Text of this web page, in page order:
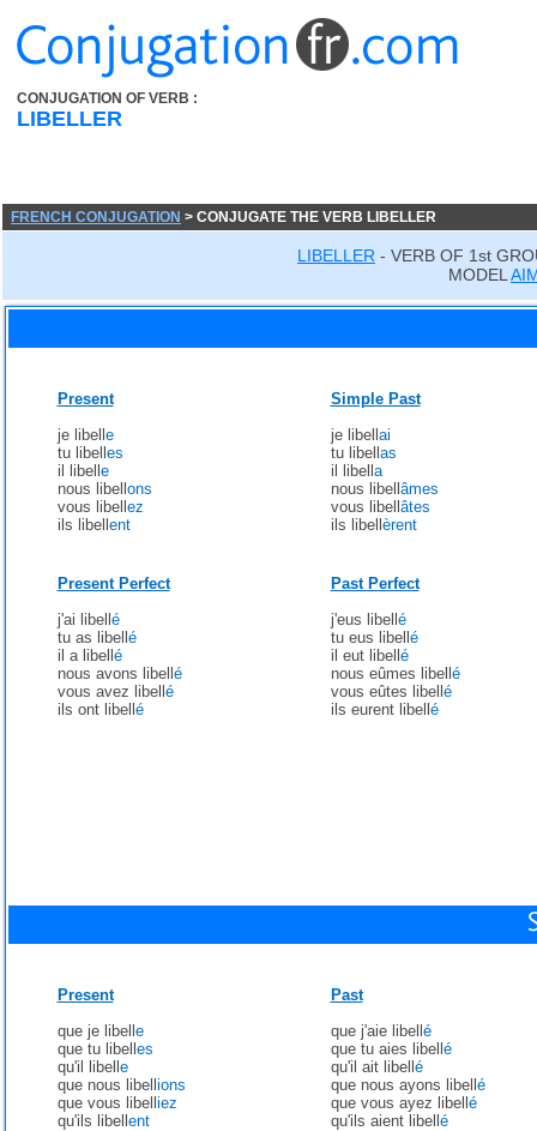
CONJUGATION OF VERB :
LIBELLER
FRENCH CONJUGATION > CONJUGATE THE VERB LIBELLER
LIBELLER - VERB OF 1st
MODEL
Present
je libell e
tu libell es
il libell e
nous libell ons
vous libell ez
ils libell ent
Simple Past
je libell ai
tu libell as
il libell a
nous libell âmes
vous libell âtes
ils libell èrent
Present Perfect
j'ai libell é
tu as libell é
il a libell é
nous avons libell é
vous avez libell é
ils ont libell é
Past Perfect
j'eus libell é
tu eus libell é
il eut libell é
nous eûmes libell é
vous eûtes libell é
ils eurent libell é
Present
que je libell e
que tu libell es
qu'il libell e
que nous libell ions
que vous libell iez
qu'ils libell ent
Past
que j'aie libell é
que tu aies libell é
qu'il ait libell é
que nous ayons libell é
que vous ayez libell é
qu'ils aient libell é